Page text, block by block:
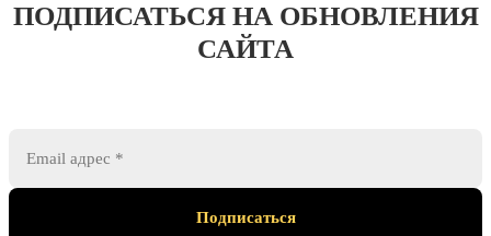
ПОДПИСАТЬСЯ НА ОБНОВЛЕНИЯ
САЙТА